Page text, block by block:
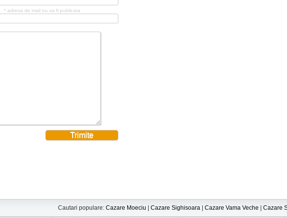
* adresa de mail nu va fi publicata
Cautari populare: Cazare Moeciu Cazare Sighisoara Cazare Vama Veche Cazare